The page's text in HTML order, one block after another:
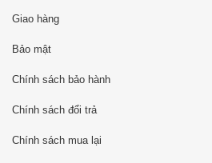
Giao hàng
Bảo mật
Chính sách bảo hành
Chính sách đổi trả
Chính sách mua lại